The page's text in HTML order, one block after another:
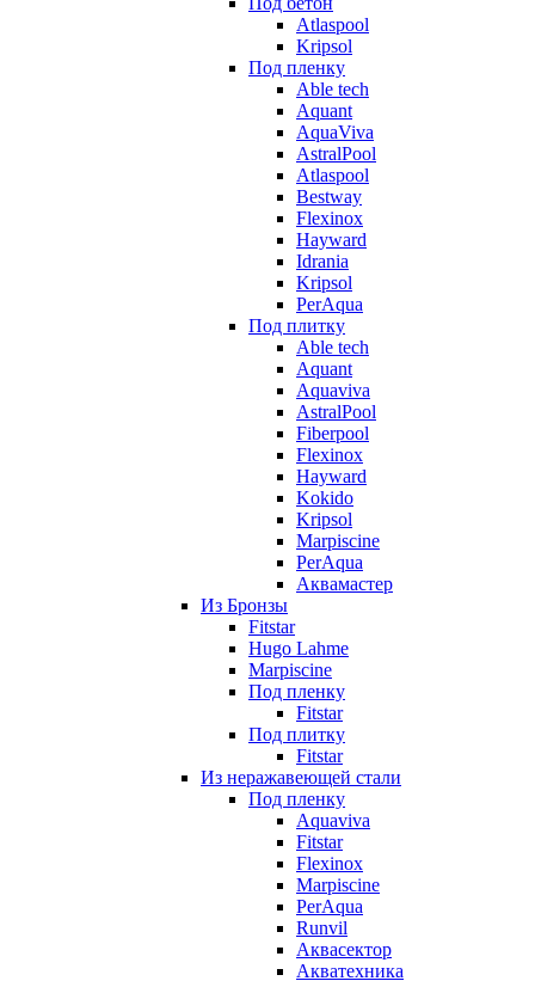
Atlaspool
Kripsol
Под пленку
Able tech
Aquant
AquaViva
AstralPool
Atlaspool
Bestway
Flexinox
Hayward
Idrania
Kripsol
PerAqua
Под плитку
Able tech
Aquant
Aquaviva
AstralPool
Fiberpool
Flexinox
Hayward
Kokido
Kripsol
Marpiscine
PerAqua
Аквамастер
Из Бронзы
Fitstar
Hugo Lahme
Marpiscine
Под пленку
Fitstar
Под плитку
Fitstar
Из неражавеющей стали
Под пленку
Aquaviva
Fitstar
Flexinox
Marpiscine
PerAqua
Runvil
Аквасектор
Акватехника